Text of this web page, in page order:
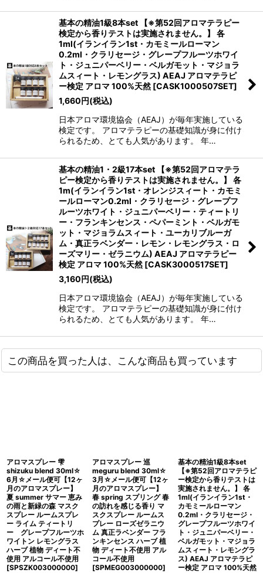
基本の精油1級8本set 【※第52回アロマテラピー
検定から香りテストは実施されません。】 各
1ml(イランイラン1st・カモミールローマン
0.2ml・クラリセージ・グレープフルーツホワイ
ト・ジュニパーベリー・ベルガモット・マジョラ
ムスィート・レモングラス) AEAJ アロマテラピ
ー検定 アロマ 100%天然 [CASK1000507SET]
1,660円(税込)
日本アロマ環境協会（AEAJ）が毎年実施している
検定です。 アロマテラピーの基礎知識が身に付け
られるため、とても人気があります。 年…
基本の精油1・2級17本set 【※第52回アロマテラ
ピー検定から香りテストは実施されません。】 各
1m(イランイラン1st・オレンジスィート・カモミ
ールローマン0.2ml・クラリセージ・グレープフ
ルーツホワイト・ジュニパーベリー・ティートリ
ー・フランキンセンス・ペパーミント・ベルガモ
ット・マジョラムスィート・ユーカリブルーガ
ム・真正ラベンダー・レモン・レモングラス・ロ
ーズマリー・ゼラニウム) AEAJ アロマテラピー
検定 アロマ 100%天然 [CASK3000517SET]
3,160円(税込)
日本アロマ環境協会（AEAJ）が毎年実施している
検定です。 アロマテラピーの基礎知識が身に付け
られるため、とても人気があります。 年…
この商品を買った人は、こんな商品も買っています
アロマスプレー 雫
shizuku blend 30ml☆
6月☆メール便可【12ヶ
月のアロマスプレー】
夏 summer サマー 恵み
の雨と新緑の森 マスク
スプレー ルームスプレ
ー ライム ティートリ
ー グレープフルーツホ
ワイトン レモングラス
ハーブ 植物 ディート不
使用 アルコール不使用
[SPSZK003000000]
アロマスプレー 巡
meguru blend 30ml☆
3月☆メール便可【12ヶ
月のアロマスプレー】
春 spring スプリング 春
の訪れを感じる香り マ
スクスプレー ルームス
プレー ローズゼラニウ
ム 真正ラベンダー フラ
ンキンセンス ハーブ 植
物 ディート不使用 アル
コール不使用
[SPMEG003000000]
基本の精油1級8本set
【※第52回アロマテラピ
ー検定から香りテストは
実施されません。】 各
1ml(イランイラン1st・
カモミールローマン
0.2ml・クラリセージ・
グレープフルーツホワイ
ト・ジュニパーベリー・
ベルガモット・マジョラ
ムスィート・レモングラ
ス) AEAJ アロマテラピ
ー検定 アロマ 100%天然